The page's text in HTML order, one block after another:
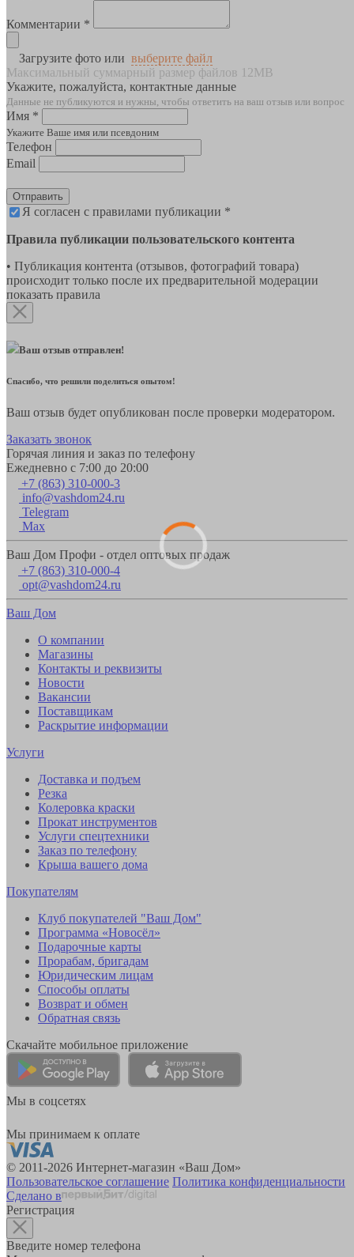
Комментарии *
Загрузите фото или выберите файл
Максимальный суммарный размер файлов 12MB
Укажите, пожалуйста, контактные данные
Данные не публикуются и нужны, чтобы ответить на ваш отзыв или вопрос
Имя *
Укажите Ваше имя или псевдоним
Телефон
Email
Отправить
Я согласен с правилами публикации *
Правила публикации пользовательского контента
• Публикация контента (отзывов, фотографий товара)
происходит только после их предварительной модерации
показать правила
Ваш отзыв отправлен!
Спасибо, что решили поделиться опытом!
Ваш отзыв будет опубликован после проверки модератором.
Заказать звонок
Горячая линия и заказ по телефону
Ежедневно с 7:00 до 20:00
+7 (863) 310-000-3
info@vashdom24.ru
Telegram
Max
Ваш Дом Профи - отдел оптовых продаж
+7 (863) 310-000-4
opt@vashdom24.ru
Ваш Дом
О компании
Магазины
Контакты и реквизиты
Новости
Вакансии
Поставщикам
Раскрытие информации
Услуги
Доставка и подъем
Резка
Колеровка краски
Прокат инструментов
Услуги спецтехники
Заказ по телефону
Крыша вашего дома
Покупателям
Клуб покупателей "Ваш Дом"
Программа «Новосёл»
Подарочные карты
Прорабам, бригадам
Юридическим лицам
Способы оплаты
Возврат и обмен
Обратная связь
Скачайте мобильное приложение
Мы в соцсетях
Мы принимаем к оплате
© 2011-2026 Интернет-магазин «Ваш Дом»
Пользовательское соглашение Политика конфиденциальности
Сделано в
Регистрация
Введите номер телефона